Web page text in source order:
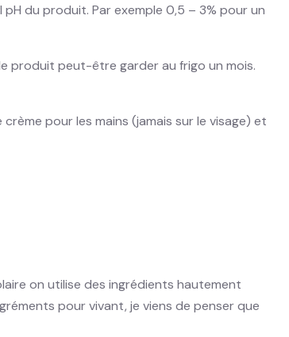
du produit. Par exemple 0,5 – 3% pour un
produit peut-être garder au frigo un mois.
pour les mains (jamais sur le visage) et
on utilise des ingrédients hautement
pour vivant, je viens de penser que